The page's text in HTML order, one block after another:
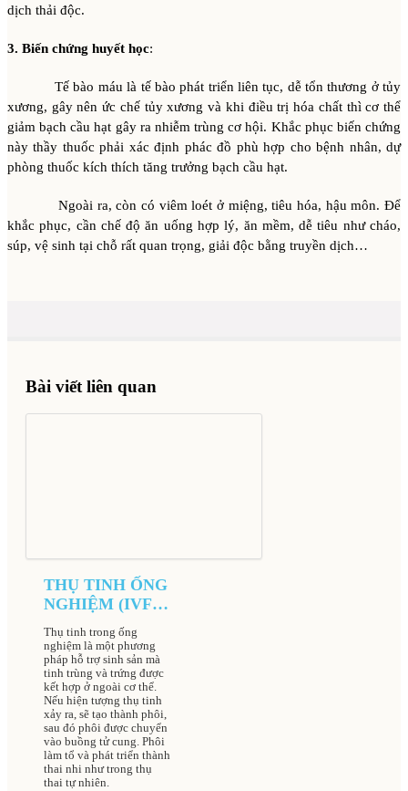
dịch thải độc.
3. Biến chứng huyết học:
Tế bào máu là tế bào phát triển liên tục, dễ tổn thương ở tủy
xương, gây nên ức chế tủy xương và khi điều trị hóa chất thì cơ thể
giảm bạch cầu hạt gây ra nhiễm trùng cơ hội. Khắc phục biến chứng
này thầy thuốc phải xác định phác đồ phù hợp cho bệnh nhân, dự
phòng thuốc kích thích tăng trưởng bạch cầu hạt.
Ngoài ra, còn có viêm loét ở miệng, tiêu hóa, hậu môn. Để
khắc phục, cần chế độ ăn uống hợp lý, ăn mềm, dễ tiêu như cháo,
súp, vệ sinh tại chỗ rất quan trọng, giải độc bằng truyền dịch…
Bài viết liên quan
THỤ TINH ỐNG
NGHIỆM (IVF)
TẠI BỆNH VIỆN
NAM HỌC VÀ
HIẾM MUỘN
HÀ NỘI
Thụ tinh trong ống
nghiệm là một phương
pháp hỗ trợ sinh sản mà
tinh trùng và trứng được
kết hợp ở ngoài cơ thể.
Nếu hiện tượng thụ tinh
xảy ra, sẽ tạo thành phôi,
sau đó phôi được chuyển
vào buồng tử cung. Phôi
làm tổ và phát triển thành
thai nhi như trong thụ
thai tự nhiên.